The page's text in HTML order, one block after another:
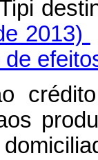
2013)